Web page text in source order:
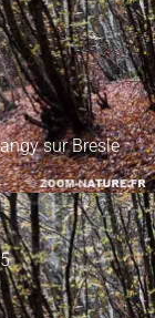
sur Bresle